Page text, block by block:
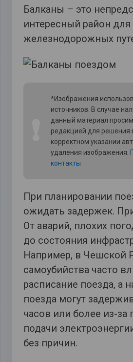
Балканы – это
интересный район для
железнодорожных
*Изображения
источников. В случае
данный материал
редакцией для решения
корректном указании
удаления изображения.
контакты
При планировании
ожидать задержек.
От аварий, плохих
до состояния
Например, в Чешской
самоубийства часто
расписание поезда, а
поезда могут
часов или более из-за
подачи
без причин.